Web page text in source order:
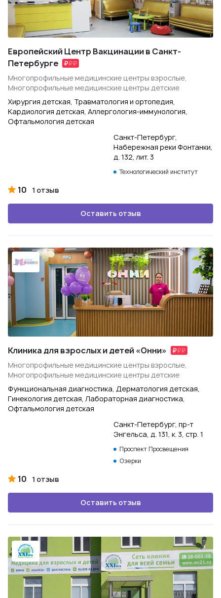
Европейский Центр Вакцинации в Санкт-
Петербурге
Многопрофильные медицинские центры взрослые,
Многопрофильные медицинские центры детские
Хирургия детская, Травматология и ортопедия,
Кардиология детская, Аллергология-иммунология,
Офтальмология детская
Санкт-Петербург,
Набережная реки Фонтанки,
д. 132, лит. 3
Технологический институт
10 1 отзыв
Оставить отзыв
Клиника для взрослых и детей «Онни»
Многопрофильные медицинские центры взрослые,
Многопрофильные медицинские центры детские
Функциональная диагностика, Дерматология детская,
Гинекология детская, Лабораторная диагностика,
Офтальмология детская
Санкт-Петербург, пр-т
Энгельса, д. 131, к. 3, стр. 1
Проспект Просвещения
Озерки
10 1 отзыв
Оставить отзыв